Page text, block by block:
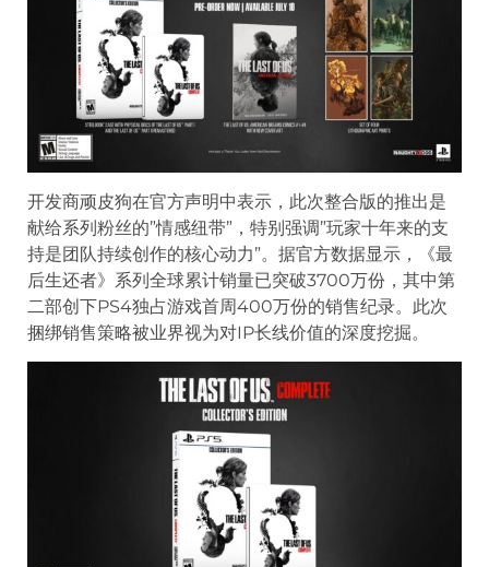
开发商顽皮狗在官方声明中表示，此次整合版的推出是
献给系列粉丝的”情感纽带”，特别强调”玩家十年来的支
持是团队持续创作的核心动力”。据官方数据显示，《最
后生还者》系列全球累计销量已突破3700万份，其中第
二部创下PS4独占游戏首周400万份的销售纪录。此次
捆绑销售策略被业界视为对IP长线价值的深度挖掘。